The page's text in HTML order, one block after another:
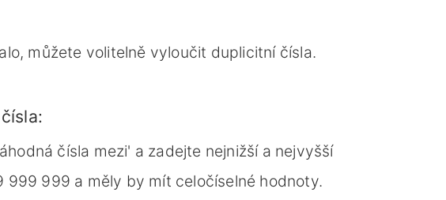
můžete volitelně vyloučit duplicitní čísla.
čísla mezi' a zadejte nejnižší a nejvyšší
999 a měly by mít celočíselné hodnoty.